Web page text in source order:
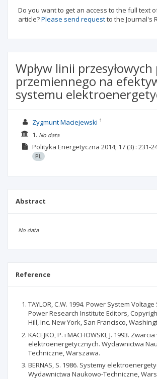
Do you want to get an access to the full text
article?Please send requestto the Journal's
Wpływ linii
przemiennego na
systemu
Zygmunt Maciejewski 1
1. No data
Polityka Energetyczna 2014; 17(3) : 231-
PL
Abstract
No data
Reference
TAYLOR, C.W. 1994. Power System
Power Research Institute Editors,
Hill, Inc. New York, San Francisco,
KACEJKO, P. i MACHOWSKI, J. 1993.
elektroenergetycznych. Wydawnictwa
Techniczne, Warszawa.
BERNAS, S. 1986. Systemy
Wydawnictwa Naukowo-Techniczne,